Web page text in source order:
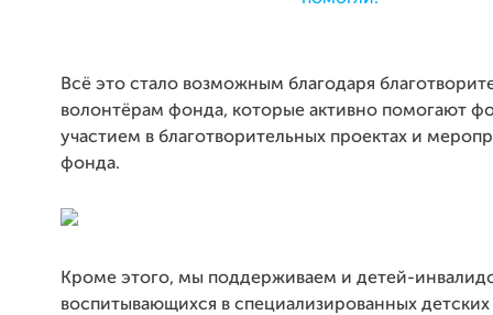
Всё это стало возможным благодаря
волонтёрам фонда, которые активно помогают
участием в благотворительных проектах и
фонда.
Кроме этого, мы поддерживаем и детей-
воспитывающихся в специализированных